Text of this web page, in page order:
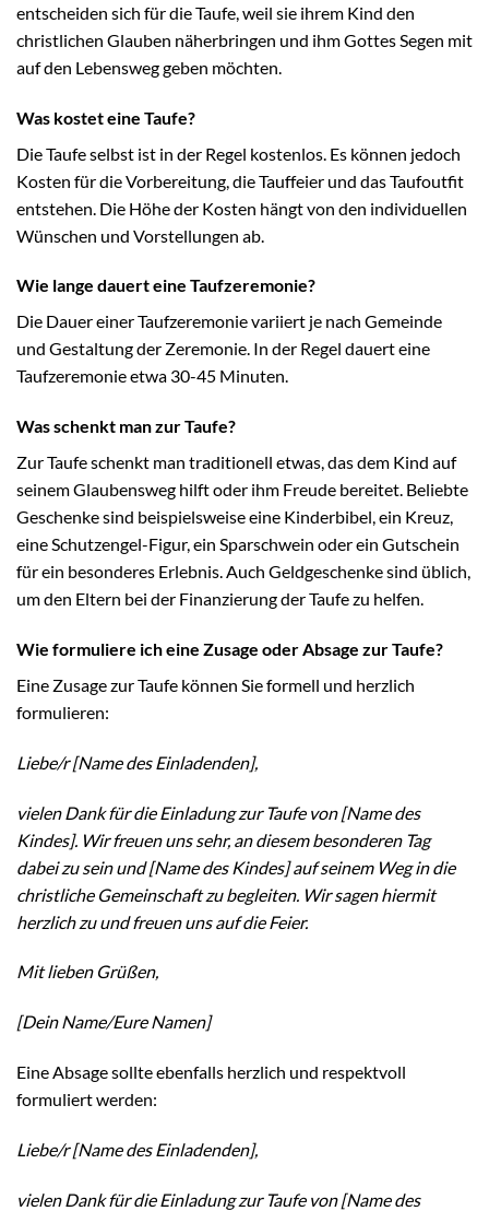
entscheiden sich für die Taufe, weil sie ihrem Kind den
christlichen Glauben näherbringen und ihm Gottes Segen mit
auf den Lebensweg geben möchten.
Was kostet eine Taufe?
Die Taufe selbst ist in der Regel kostenlos. Es können jedoch
Kosten für die Vorbereitung, die Tauffeier und das Taufoutfit
entstehen. Die Höhe der Kosten hängt von den individuellen
Wünschen und Vorstellungen ab.
Wie lange dauert eine Taufzeremonie?
Die Dauer einer Taufzeremonie variiert je nach Gemeinde
und Gestaltung der Zeremonie. In der Regel dauert eine
Taufzeremonie etwa 30-45 Minuten.
Was schenkt man zur Taufe?
Zur Taufe schenkt man traditionell etwas, das dem Kind auf
seinem Glaubensweg hilft oder ihm Freude bereitet. Beliebte
Geschenke sind beispielsweise eine Kinderbibel, ein Kreuz,
eine Schutzengel-Figur, ein Sparschwein oder ein Gutschein
für ein besonderes Erlebnis. Auch Geldgeschenke sind üblich,
um den Eltern bei der Finanzierung der Taufe zu helfen.
Wie formuliere ich eine Zusage oder Absage zur Taufe?
Eine Zusage zur Taufe können Sie formell und herzlich
formulieren:
Liebe/r [Name des Einladenden],
vielen Dank für die Einladung zur Taufe von [Name des
Kindes]. Wir freuen uns sehr, an diesem besonderen Tag
dabei zu sein und [Name des Kindes] auf seinem Weg in die
christliche Gemeinschaft zu begleiten. Wir sagen hiermit
herzlich zu und freuen uns auf die Feier.
Mit lieben Grüßen,
[Dein Name/Eure Namen]
Eine Absage sollte ebenfalls herzlich und respektvoll
formuliert werden:
Liebe/r [Name des Einladenden],
vielen Dank für die Einladung zur Taufe von [Name des